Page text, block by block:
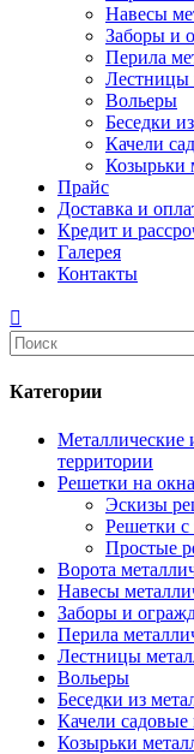
Навесы
Заборы и
Перила
Лестницы
Вольеры
Беседки
Качели
Козырьки
Прайс
Доставка и
Кредит и
Галерея
Контакты
Категории
Металлические
территории
Решетки на
Эскизы
Решетки с
Простые
Ворота
Навесы
Заборы и
Перила
Лестницы
Вольеры
Беседки из
Качели садовые
Козырьки